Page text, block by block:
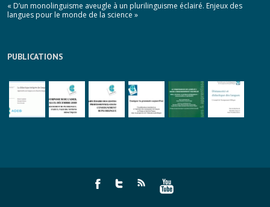
« D’un monolinguisme aveugle à un plurilinguisme éclairé. Enjeux des
langues pour le monde de la science »
PUBLICATIONS